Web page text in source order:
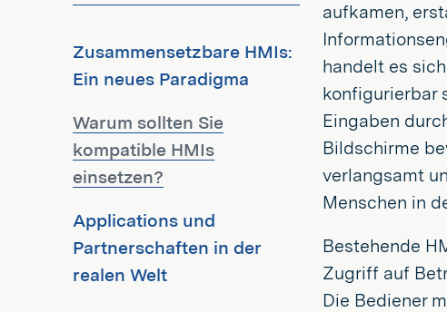
Zusammensetzbare HMIs:
Ein neues Paradigma
Warum sollten Sie
kompatible HMIs
einsetzen?
Applications und
Partnerschaften in der
realen Welt
aufkamen,
handelt es
konfigurierbar
Eingaben
Bildschirme
verlangsamt
Menschen in
Bestehende
Zugriff auf
Die Bediener